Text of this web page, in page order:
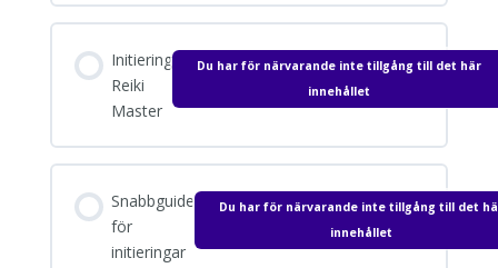
Initiering
Reiki
Master
Du har för närvarande inte tillgång till det här
innehållet
Snabbguide
för
initieringar
Du har för närvarande inte tillgång till det
innehållet